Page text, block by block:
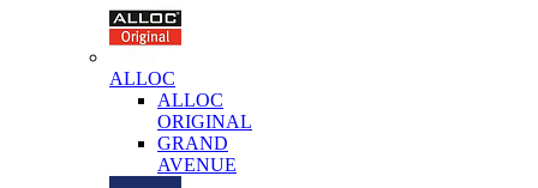
ALLOC
ALLOC
ORIGINAL
GRAND
AVENUE